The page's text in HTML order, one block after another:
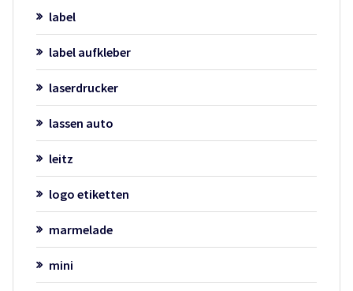
label
label aufkleber
laserdrucker
lassen auto
leitz
logo etiketten
marmelade
mini